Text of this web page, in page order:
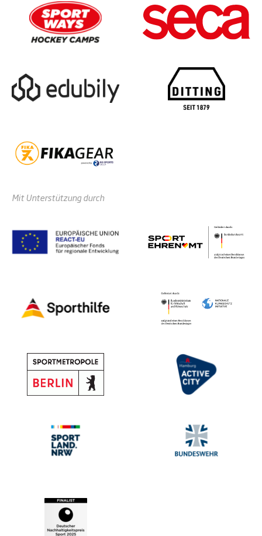
Mit Unterstützung durch